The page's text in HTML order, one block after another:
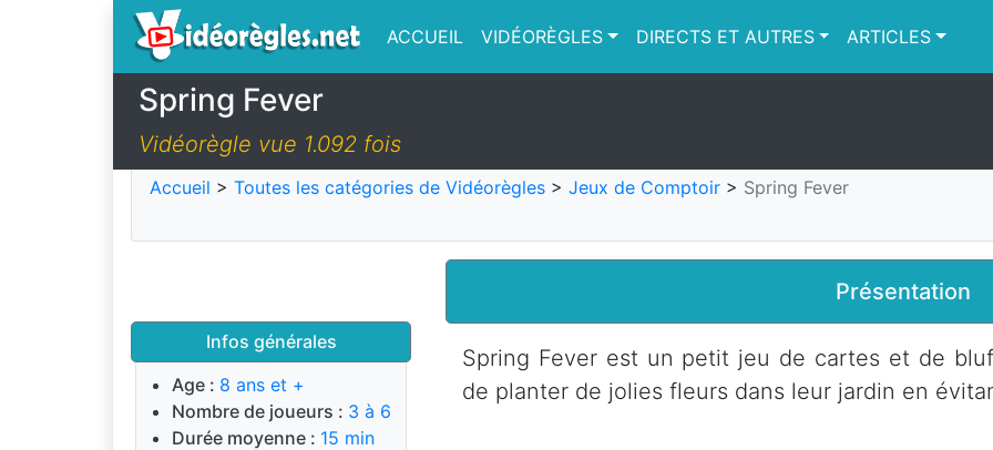
ACCUEIL VIDÉORÈGLES DIRECTS ET AUTRES ARTICLES
Spring Fever
Vidéorègle vue 1.092 fois
Accueil > Toutes les catégories de Vidéorègles > Jeux de Comptoir > Spring Fever
Infos générales
Age : 8 ans et +
Nombre de joueurs : 3 à 6
Durée moyenne : 15 min
Présentation
Spring Fever est un petit jeu de cartes et de
de planter de jolies fleurs dans leur jardin en